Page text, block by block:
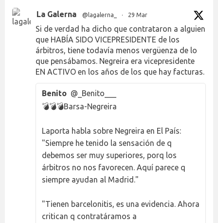
La Galerna @lagalerna_ · 29 Mar
Si de verdad ha dicho que contrataron a alguien
que HABÍA SIDO VICEPRESIDENTE de los
árbitros, tiene todavía menos vergüenza de lo
que pensábamos. Negreira era vicepresidente
EN ACTIVO en los años de los que hay facturas.
Benito @_Benito___
💣💣💣Barsa-Negreira
Laporta habla sobre Negreira en El País:
"Siempre he tenido la sensación de q
debemos ser muy superiores, porq los
árbitros no nos favorecen. Aquí parece q
siempre ayudan al Madrid."
"Tienen barcelonitis, es una evidencia. Ahora
critican q contratáramos a